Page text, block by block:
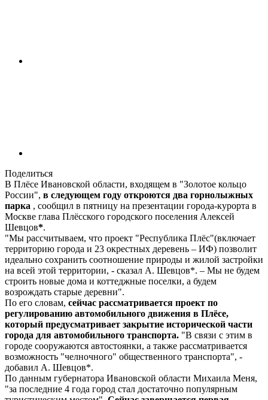
Поделиться
В Плёсе Ивановской области, входящем в "Золотое кольцо
России", в следующем году откроются два горнолыжных
парка , сообщил в пятницу на презентации города-курорта в
Москве глава Плёсского городского поселения Алексей
Шевцов*.
"Мы рассчитываем, что проект "Республика Плёс"(включает
территорию города и 23 окрестных деревень – ИФ) позволит
идеально сохранить соотношение природы и жилой застройки
на всей этой территории, - сказал А. Шевцов*. – Мы не будем
строить новые дома и коттеджные поселки, а будем
возрождать старые деревни".
По его словам, сейчас рассматривается проект по
регулированию автомобильного движения в Плёсе,
который предусматривает закрытие исторической части
города для автомобильного транспорта. "В связи с этим в
городе сооружаются автостоянки, а также рассматривается
возможность "челночного" общественного транспорта", -
добавил А. Шевцов*.
По данным губернатора Ивановской области Михаила Меня,
"за последние 4 года город стал достаточно популярным